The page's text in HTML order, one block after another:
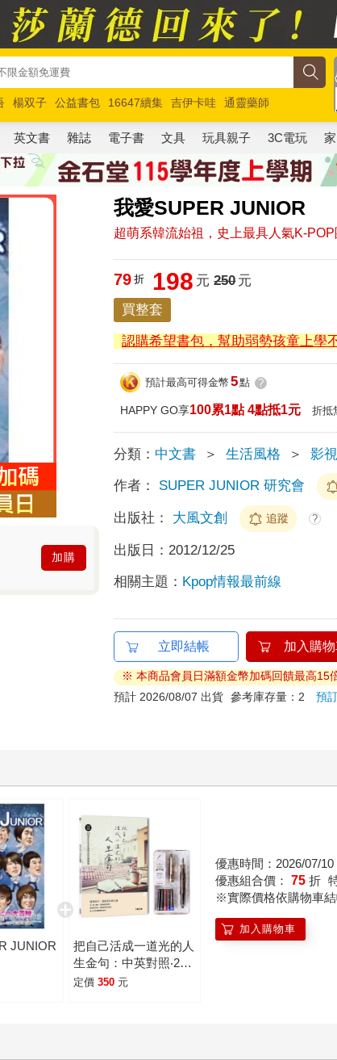
楊双子 公益書包 16647續集 吉伊卡哇
通靈藥師
攤新作 馬斯克 玩具總動員5 超慢跑
英文書 雜誌 電子書 文具 玩具親子 3C電玩
我愛SUPER JUNIOR
超萌系韓流始祖，史上最具人氣K-POP
加購
79 折 198 元 250元
買整套
認購希望書包，幫助弱勢孩童上學
預計最高可得金幣 5點 ?
HAPPY GO享100累1點 4點抵1元 折抵
分類： 中文書 ＞ 生活風格 ＞ 影
作者： SUPER JUNIOR 研究會
出版社： 大風文創 追蹤 ?
出版日： 2012/12/25
相關主題： Kpop情報最前線
立即結帳 加入購
※ 本商品會員日滿額金幣加碼回饋最高15
預計 2026/08/07 出貨 參考庫存量：2預
JUNIOR
把自己活成一道光的人
生金句：中英對照‧22
個好好生活的應援美字
定價 350 元
優惠時間：2026/07/10
優惠組合價： 75 折
※實際價格依購物車
加入購物車